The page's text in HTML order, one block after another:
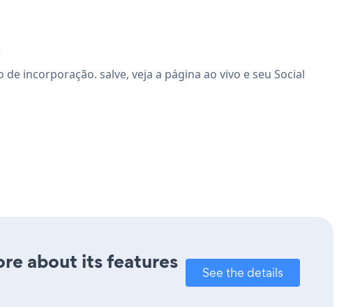
incorporação. salve, veja a página ao vivo e seu Social
about its features
See the details